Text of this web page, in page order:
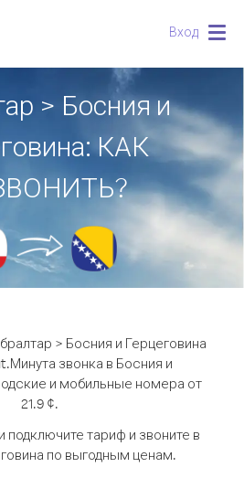
Вход
> Босния и
КАК
> Босния и Герцеговина
Минута звонка в Босния и
и мобильные номера от
21.9 ¢.
подключите тариф и звоните в
по выгодным ценам.